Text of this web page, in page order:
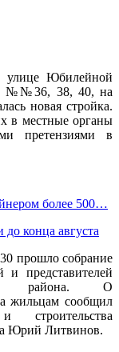
улице Юбилейной
№№36, 38, 40, на
новая стройка.
в местные органы
претензиями в
более 500…
конца августа
прошло собрание
представителей
района. О
жильцам сообщил
строительства
Юрий Литвинов.